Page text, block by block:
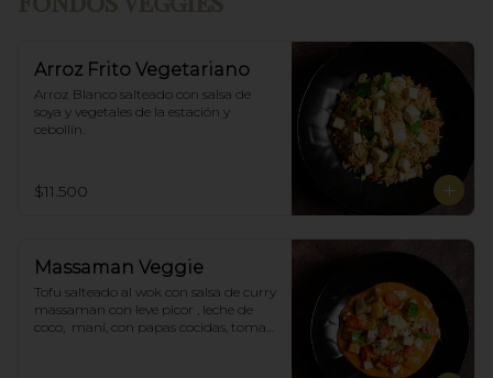
Arroz Frito Vegetariano
Arroz Blanco salteado con salsa de
soya y vegetales de la estación y
cebollín.
$11.500
Massaman Veggie
Tofu salteado al wok con salsa de curry
massaman con leve picor , leche de
coco,  maní, con papas cocidas, tomate